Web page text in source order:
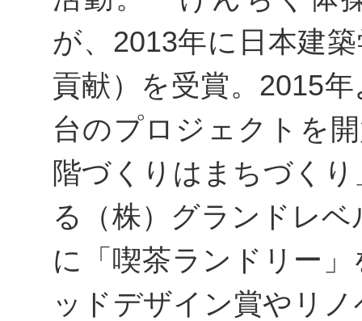
が、2013年に日本建
貢献）を受賞。2015
台のプロジェクトを
階づくりはまちづく
る（株）グランドレ
に「喫茶ランドリー
ッドデザイン賞やリ